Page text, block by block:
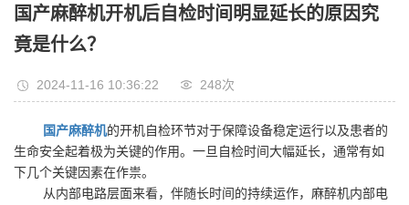
国产麻醉机开机后自检时间明显延长的原因究
竟是什么？
2024-11-16 10:36:22 248次
国产麻醉机的开机自检环节对于保障设备稳定运行以及患者的
生命安全起着极为关键的作用。一旦自检时间大幅延长，通常有如
下几个关键因素在作祟。
从内部电路层面来看，伴随长时间的持续运作，麻醉机内部电